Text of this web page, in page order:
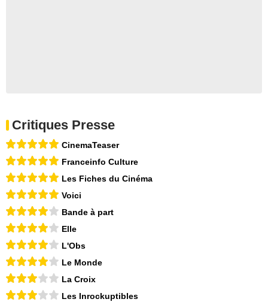
Critiques Presse
CinemaTeaser
Franceinfo Culture
Les Fiches du Cinéma
Voici
Bande à part
Elle
L'Obs
Le Monde
La Croix
Les Inrockuptibles